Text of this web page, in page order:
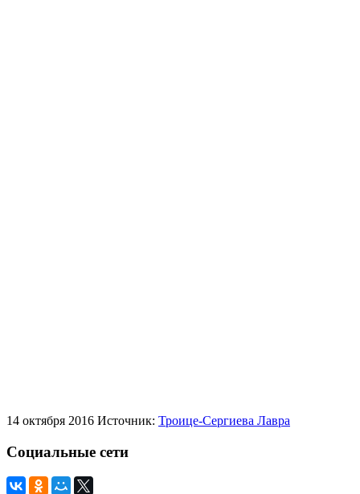
14 октября 2016 Источник: Троице-Сергиева Лавра
Социальные сети